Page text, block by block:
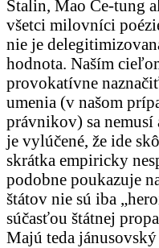
Stalin, Mao Ce-tung
všetci milovníci
nie je
hodnota. Naším
provokatívne
umenia (v našom
právnikov) sa
je vylúčené, že ide
skrátka empiricky
podobne poukazuje
štátov nie sú iba
súčasťou štátnej
Majú teda jánusovský